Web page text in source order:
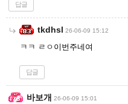
답글
tkdhsl 26-06-09 15:12
ㅋㅋ ㄹㅇ이번주네여
답글
바보개 26-06-09 15:01